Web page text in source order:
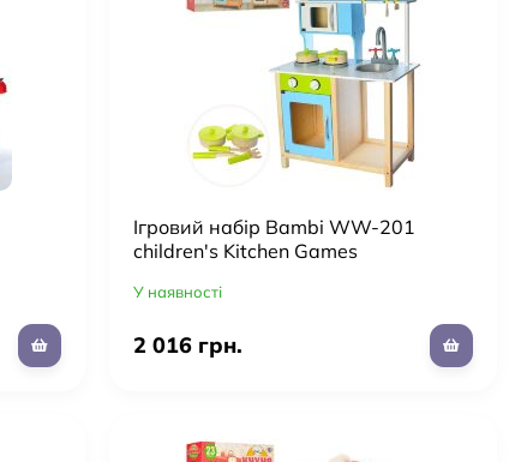
Ігровий набір Bambi WW-201
children's Kitchen Games
У наявності
2 016 грн.